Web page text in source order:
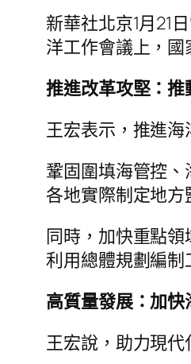
新華社北京1月21
洋工作會議上，國
推進改革攻堅：推
王宏表示，推進
鞏固圍填海管控
各地實際制定地方
同時，加快重點
利用總體規劃編
高質量發展：加
王宏說，助力現